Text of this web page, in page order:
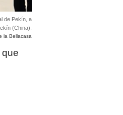
de Pekín, a
(China).
la Bellacasa